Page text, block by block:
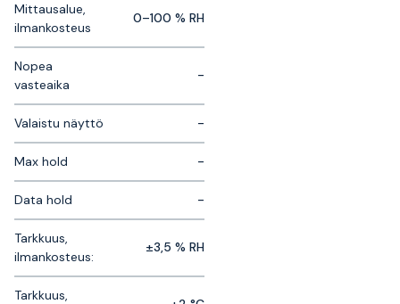
Mittausalue,
ilmankosteus
0–100 % RH
Nopea
vasteaika
-
Valaistu näyttö -
Max hold -
Data hold -
Tarkkuus,
ilmankosteus:
±3,5 % RH
Tarkkuus,